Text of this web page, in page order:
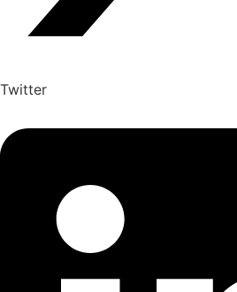
Twitter